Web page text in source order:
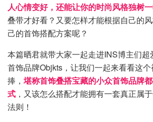
人心情变好，还能让你的时尚风格独树一
叠带才好看？又要怎样才能根据自己的
己的首饰搭配方案呢？
本篇晒君就带大家一起走进INS博主们
首饰品牌Objkts，让我们一起来看看这
捧， 堪称首饰叠搭宝藏的小众首饰品牌
式 ，又该怎么搭配才能拥有一套真正属
法则！